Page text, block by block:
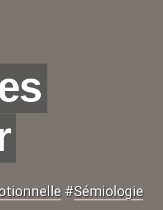
#Sémiologie